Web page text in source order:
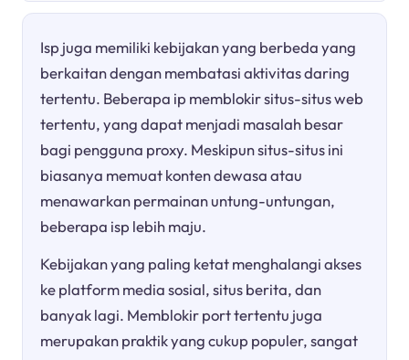
Isp juga memiliki kebijakan yang berbeda yang
berkaitan dengan membatasi aktivitas daring
tertentu. Beberapa ip memblokir situs-situs web
tertentu, yang dapat menjadi masalah besar
bagi pengguna proxy. Meskipun situs-situs ini
biasanya memuat konten dewasa atau
menawarkan permainan untung-untungan,
beberapa isp lebih maju.
Kebijakan yang paling ketat menghalangi akses
ke platform media sosial, situs berita, dan
banyak lagi. Memblokir port tertentu juga
merupakan praktik yang cukup populer, sangat